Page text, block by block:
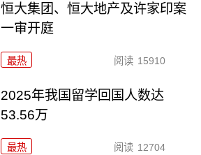
恒大集团、恒大地产及许家印案
一审开庭
最热 阅读 15910
2025年我国留学回国人数达
53.56万
最热 阅读 12704